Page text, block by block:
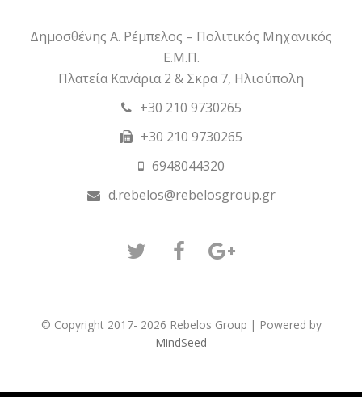
Δημοσθένης Α. Ρέμπελος – Πολιτικός Μηχανικός
Ε.Μ.Π.
Πλατεία Κανάρια 2 & Σκρα 7, Ηλιούπολη
+30 210 9730265
+30 210 9730265
6948044320
d.rebelos@rebelosgroup.gr
TwitterFacebookGooglePlus
© Copyright 2017- 2026 Rebelos Group | Powered by
MindSeed